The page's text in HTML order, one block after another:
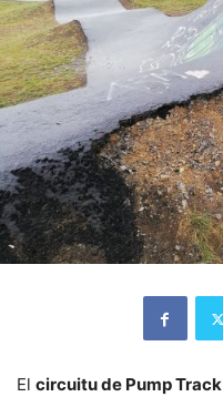
El circuitu de Pump Track